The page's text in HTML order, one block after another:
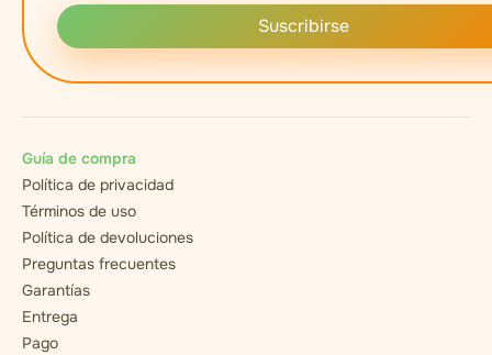
Suscribirse
Guía de compra
Política de privacidad
Términos de uso
Política de devoluciones
Preguntas frecuentes
Garantías
Entrega
Pago